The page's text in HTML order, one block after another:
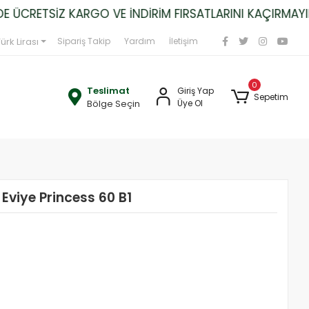
KARGO VE İNDİRİM FIRSATLARINI KAÇIRMAYIN!
Lirası Sipariş Takip Yardım İletişim
Teslimat
Bölge Seçin
Giriş Yap
Üye Ol
0
Sepetim
Princess 60 B1